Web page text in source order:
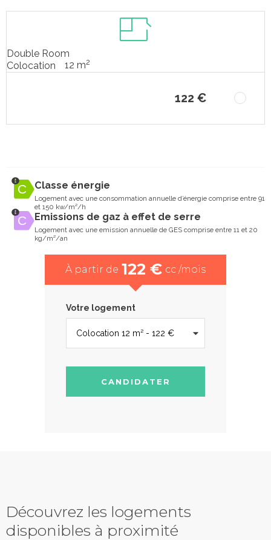
Double Room
Colocation
12 m2
122 €
Classe énergie
Logement avec une consommation annuelle d’énergie comprise entre 91
et 150 kw/m²/h
Emissions de gaz à effet de serre
Logement avec une emission annuelle de GES comprise entre 11 et 20
kg/m²/an
À partir de 122 € cc /mois
Votre logement
CANDIDATER
Découvrez les logements
disponibles à proximité